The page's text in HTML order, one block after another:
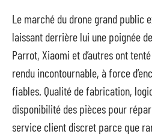
Le marché du drone grand public
laissant derrière lui une poignée
Parrot, Xiaomi et d’autres ont tenté
rendu incontournable, à force
fiables. Qualité de fabrication,
disponibilité des pièces pour
service client discret parce que